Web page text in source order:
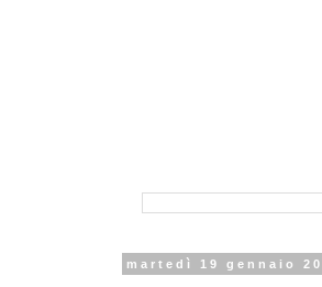
martedì 19 gennaio